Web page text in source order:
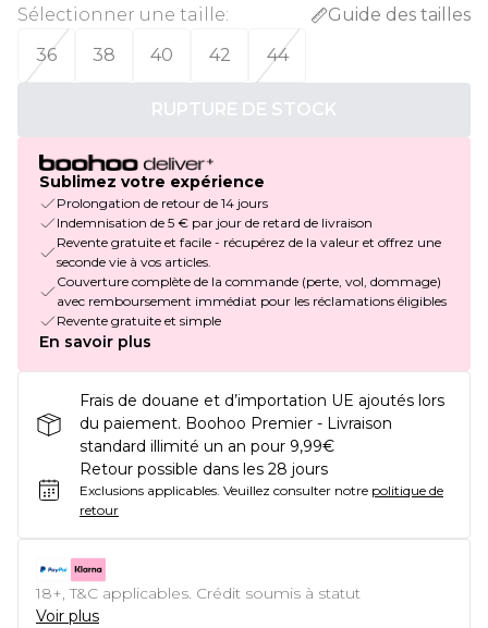
Sélectionner une taille:
Guide des tailles
36
38 40 42 44
RUPTURE DE STOCK
Sublimez votre expérience
Prolongation de retour de 14 jours
Indemnisation de 5 € par jour de retard de livraison
Revente gratuite et facile - récupérez de la valeur et offrez une
seconde vie à vos articles.
Couverture complète de la commande (perte, vol, dommage)
avec remboursement immédiat pour les réclamations éligibles
Revente gratuite et simple
En savoir plus
Frais de douane et d’importation UE ajoutés lors
du paiement. Boohoo Premier - Livraison
standard illimité un an pour 9,99€
Retour possible dans les 28 jours
Exclusions applicables. Veuillez consulter notre politique de
retour
18+, T&C applicables. Crédit soumis à statut
Voir plus